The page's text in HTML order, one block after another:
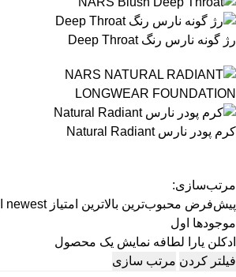
رژ گونه نارس رنگ Deep Throat
کرم پودر نارس Natural Radiant
مرتب‌سازی:
پیش‌فرض محبوب‌ترین بالاترین امتیاز newest
موجودها اول
ادکلن یارا لطافه نمایش یک محصول
فیلتر کردن مرتب سازی